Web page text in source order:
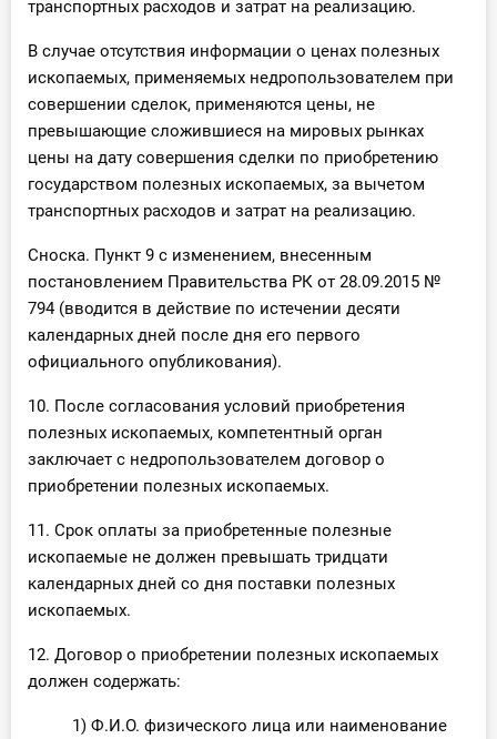
транспортных расходов и затрат на реализацию.
В случае отсутствия информации о ценах полезных
ископаемых, применяемых недропользователем при
совершении сделок, применяются цены, не
превышающие сложившиеся на мировых рынках
цены на дату совершения сделки по приобретению
государством полезных ископаемых, за вычетом
транспортных расходов и затрат на реализацию.
Сноска. Пункт 9 с изменением, внесенным
постановлением Правительства РК от 28.09.2015 №
794 (вводится в действие по истечении десяти
календарных дней после дня его первого
официального опубликования).
10. После согласования условий приобретения
полезных ископаемых, компетентный орган
заключает с недропользователем договор о
приобретении полезных ископаемых.
11. Срок оплаты за приобретенные полезные
ископаемые не должен превышать тридцати
календарных дней со дня поставки полезных
ископаемых.
12. Договор о приобретении полезных ископаемых
должен содержать:
1) Ф.И.О. физического лица или наименование